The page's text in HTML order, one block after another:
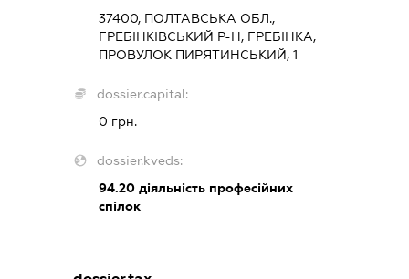
37400, ПОЛТАВСЬКА ОБЛ.,
ГРЕБІНКІВСЬКИЙ Р-Н, ГРЕБІНКА,
ПРОВУЛОК ПИРЯТИНСЬКИЙ, 1
dossier.capital:
0 грн.
dossier.kveds:
94.20 діяльність професійних
спілок